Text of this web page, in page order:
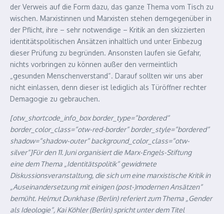
der Verweis auf die Form dazu, das ganze Thema vom Tisch zu
wischen. Marxistinnen und Marxisten stehen demgegenüber in
der Pflicht, ihre – sehr notwendige – Kritik an den skizzierten
identitätspolitischen Ansätzen inhaltlich und unter Einbezug
dieser Prüfung zu begründen. Ansonsten laufen sie Gefahr,
nichts vorbringen zu können außer den vermeintlich
„gesunden Menschenverstand“. Darauf sollten wir uns aber
nicht einlassen, denn dieser ist lediglich als Türöffner rechter
Demagogie zu gebrauchen.
[otw_shortcode_info_box border_type=“bordered“
border_color_class=“otw-red-border“ border_style=“bordered“
shadow=“shadow-outer“ background_color_class=“otw-
silver“]Für den 11. Juni organisiert die Marx-Engels-Stiftung
eine dem Thema „Identitätspolitik“ gewidmete
Diskussionsveranstaltung, die sich um eine marxistische Kritik in
„Auseinandersetzung mit einigen (post-)modernen Ansätzen“
bemüht. Helmut Dunkhase (Berlin) referiert zum Thema „Gender
als Ideologie“, Kai Köhler (Berlin) spricht unter dem Titel